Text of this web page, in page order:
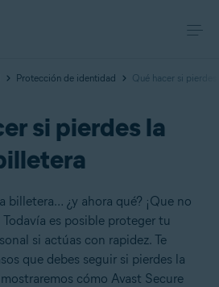
Protección de identidad Qué hacer si
si pierdes la
billetera… ¿y ahora qué? ¡Que no
es posible proteger tu
si actúas con rapidez. Te
que debes seguir si pierdes la
cómo Avast Secure